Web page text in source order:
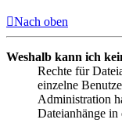
Nach oben
Weshalb kann ich
Rechte für
einzelne
Administration
Dateianhänge